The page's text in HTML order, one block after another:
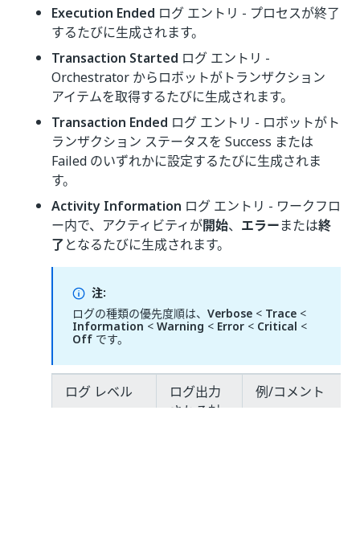
Execution Ended ログ エントリ - プロセスが終了
するたびに生成されます。
Transaction Started ログ エントリ -
Orchestrator からロボットがトランザクション
アイテムを取得するたびに生成されます。
Transaction Ended ログ エントリ - ロボットがト
ランザクション ステータスを Success または
Failed のいずれかに設定するたびに生成されま
す。
Activity Information ログ エントリ - ワークフロ
ー内で、アクティビティが開始、 エラーまたは終
了となるたびに生成されます。
注:
ログの種類の優先度順は、 Verbose < Trace <
Information <Warning < Error < Critical <
Off です。
ログ レベル
ログ出力
される対
例/コメント